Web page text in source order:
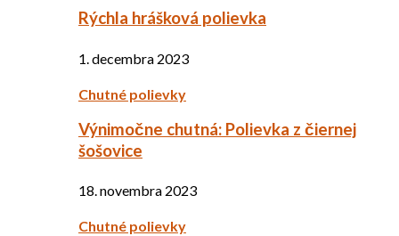
Rýchla hrášková polievka
1. decembra 2023
Chutné polievky
Výnimočne chutná: Polievka z čiernej
šošovice
18. novembra 2023
Chutné polievky